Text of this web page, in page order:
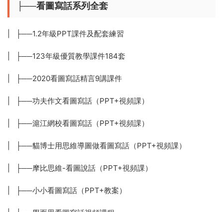
├──看圖寫話系列全套
| ├──1.2年級PPT課件及配套練習
| ├──123年級優質教學課件184套
| ├──2020看圖寫話精言9講課件
| ├──功夫作文看圖寫話（PPT+視頻課）
| ├──滬江網校看圖寫話（PPT+視頻課）
| ├──貓博士用思維導圖做看圖寫話（PPT+視頻課）
| ├──摩比思維-看圖說話（PPT+視頻課）
| ├──小小看圖寫話（PPT+教案）